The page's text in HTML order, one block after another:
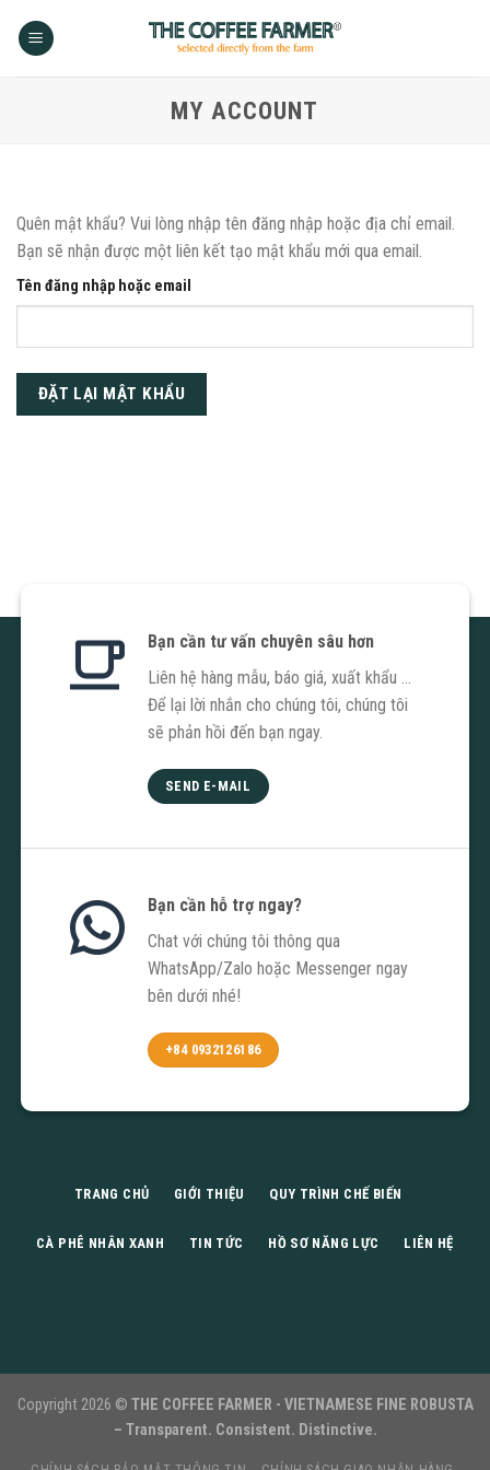
MY ACCOUNT
Quên mật khẩu? Vui lòng nhập tên đăng nhập hoặc địa chỉ email.
Bạn sẽ nhận được một liên kết tạo mật khẩu mới qua email.
Tên đăng nhập hoặc email
ĐẶT LẠI MẬT KHẨU
Bạn cần tư vấn chuyên sâu hơn
Liên hệ hàng mẫu, báo giá, xuất khẩu ...
Để lại lời nhắn cho chúng tôi, chúng tôi
sẽ phản hồi đến bạn ngay.
SEND E-MAIL
Bạn cần hỗ trợ ngay?
Chat với chúng tôi thông qua
WhatsApp/Zalo hoặc Messenger ngay
bên dưới nhé!
+84 0932126186
TRANG CHỦ GIỚI THIỆU QUY TRÌNH CHẾ BIẾN
CÀ PHÊ NHÂN XANH TIN TỨC HỒ SƠ NĂNG LỰC LIÊN HỆ
Copyright 2026 © THE COFFEE FARMER - VIETNAMESE FINE ROBUSTA
– Transparent. Consistent. Distinctive.